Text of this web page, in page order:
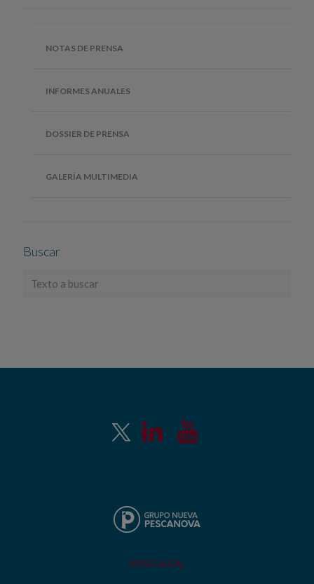
NOTAS DE PRENSA
INFORMES ANUALES
DOSSIER DE PRENSA
GALERÍA MULTIMEDIA
Buscar
AVISO LEGAL